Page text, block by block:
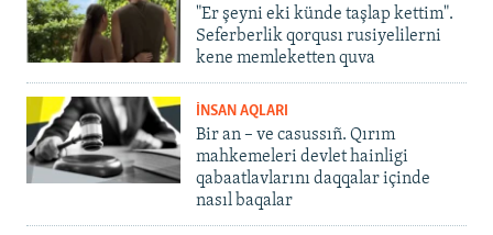
"Er şeyni eki künde taşlap kettim".
Seferberlik qorqusı rusiyelilerni
kene memleketten quva
İNSAN AQLARI
Bir an – ve casussıñ. Qırım
mahkemeleri devlet hainligi
qabaatlavlarını daqqalar içinde
nasıl baqalar